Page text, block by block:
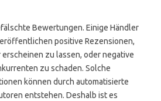
Bewertungen. Einige Händler
positive Rezensionen,
zu lassen, oder negative
zu schaden. Solche
können durch automatisierte
entstehen. Deshalb ist es